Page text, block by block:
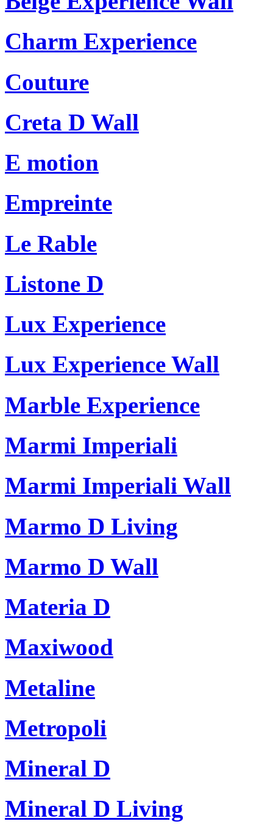
Charm Experience
Couture
Creta D Wall
E motion
Empreinte
Le Rable
Listone D
Lux Experience
Lux Experience Wall
Marble Experience
Marmi Imperiali
Marmi Imperiali Wall
Marmo D Living
Marmo D Wall
Materia D
Maxiwood
Metaline
Metropoli
Mineral D
Mineral D Living